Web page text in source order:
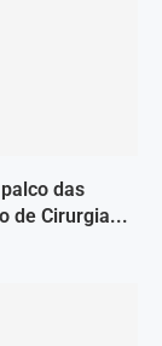
das
de Cirurgia...